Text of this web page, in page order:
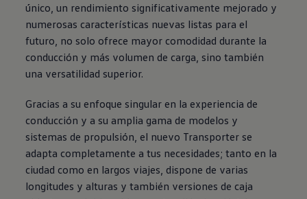
único, un rendimiento significativamente mejorado y
numerosas características nuevas listas para el
futuro, no solo ofrece mayor comodidad durante la
conducción y más volumen de carga, sino también
una versatilidad superior.
Gracias a su enfoque singular en la experiencia de
conducción y a su amplia gama de modelos y
sistemas de propulsión, el nuevo Transporter se
adapta completamente a tus necesidades; tanto en la
ciudad como en largos viajes, dispone de varias
longitudes y alturas y también versiones de caja